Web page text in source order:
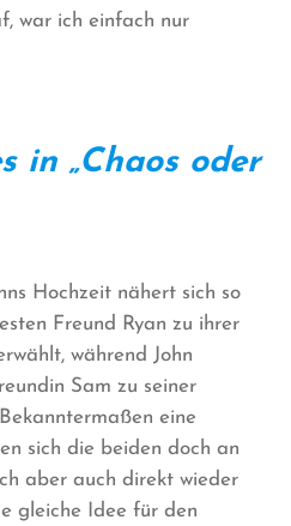
war ich einfach nur
in „Chaos oder
Hochzeit nähert sich so
Freund Ryan zu ihrer
während John
Sam zu seiner
eine
sich die beiden doch an
aber auch direkt wieder
gleiche Idee für den